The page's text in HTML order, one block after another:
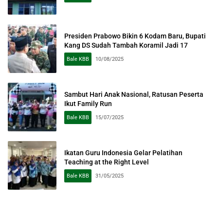
Presiden Prabowo Bikin 6 Kodam Baru, Bupati
Kang DS Sudah Tambah Koramil Jadi 17
Bale KBB 10/08/2025
Sambut Hari Anak Nasional, Ratusan Peserta
Ikut Family Run
Bale KBB 15/07/2025
Ikatan Guru Indonesia Gelar Pelatihan
Teaching at the Right Level
Bale KBB 31/05/2025